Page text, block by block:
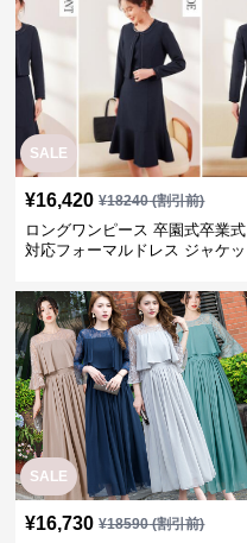
SALE
¥16,420 ¥18240(割引前)
ロングワンピース 卒園式卒業式
対応フォーマルドレス ジャケッ
SALE
¥16,730 ¥18590(割引前)